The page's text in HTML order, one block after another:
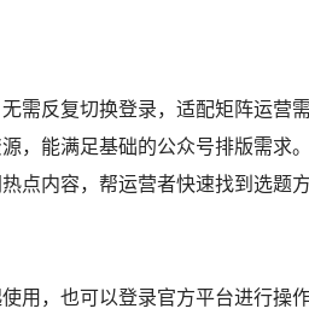
需反复切换登录，适配矩阵运营需
，能满足基础的公众号排版需求。
点内容，帮运营者快速找到选题方
用，也可以登录官方平台进行操作